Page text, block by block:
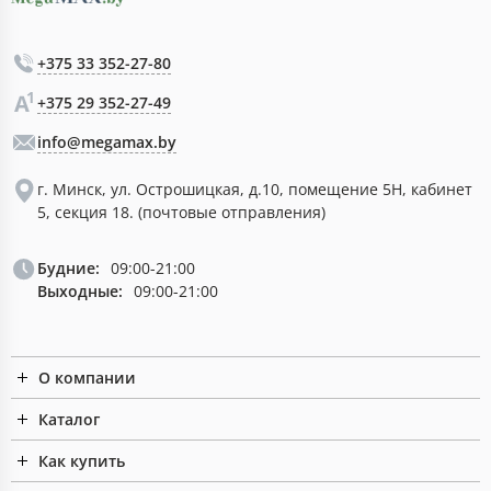
+375 33 352-27-80
+375 29 352-27-49
info@megamax.by
г. Минск, ул. Острошицкая, д.10, помещение 5Н, кабинет
5, секция 18. (почтовые отправления)
Будние: 09:00-21:00
Выходные: 09:00-21:00
О компании
Каталог
Как купить